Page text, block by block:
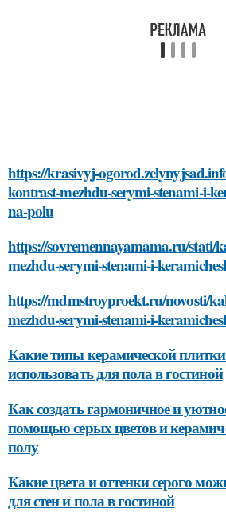
https://krasivyj-
kontrast-mezhdu-serymi-stenami-i-
na-polu
https://sovremennayamama.ru/stati/
mezhdu-serymi-stenami-i-
https://mdmstroyproekt.ru/novosti/
mezhdu-serymi-stenami-i-
Какие типы керамической
использовать для пола в гостиной
Как создать гармоничное и
помощью серых цветов и
полу
Какие цвета и оттенки серого
для стен и пола в гостиной